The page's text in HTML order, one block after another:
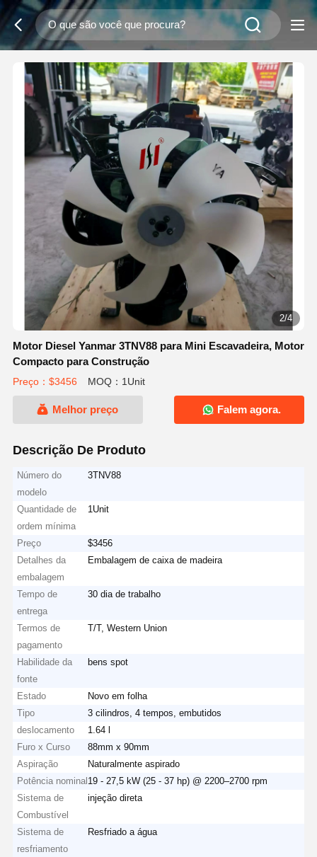
2/4
Motor Diesel Yanmar 3TNV88 para Mini Escavadeira, Motor
Compacto para Construção
Preço：$3456 MOQ：1Unit
Melhor preço Falem agora.
Descrição De Produto
Número do
modelo
3TNV88
Quantidade de
ordem mínima
1Unit
Preço
$3456
Detalhes da
embalagem
Embalagem de caixa de madeira
Tempo de
entrega
30 dia de trabalho
Termos de
pagamento
T/T, Western Union
Habilidade da
fonte
bens spot
Estado
Novo em folha
Tipo
3 cilindros, 4 tempos, embutidos
deslocamento
1.64 l
Furo x Curso
88mm x 90mm
Aspiração
Naturalmente aspirado
Potência nominal 19 - 27,5 kW (25 - 37 hp) @ 2200–2700 rpm
Sistema de
Combustível
injeção direta
Sistema de
resfriamento
Resfriado a água